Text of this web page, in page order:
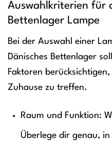
Auswahlkriterien für
Bettenlager Lampe
Bei der Auswahl einer
Dänisches Bettenlager
Faktoren
Zuhause zu treffen.
Raum und Funktion:
Überlege dir genau,